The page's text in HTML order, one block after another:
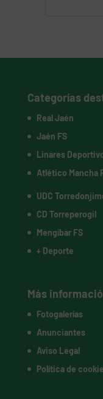
Categorías
Real Jaén
Jaén FS
Linares
Atlético Mancha
UDC
CD Torreperogil
Mengíbar FS
+ Deporte
Más
Fotogalerías
Anunciantes
Aviso Legal
Política de